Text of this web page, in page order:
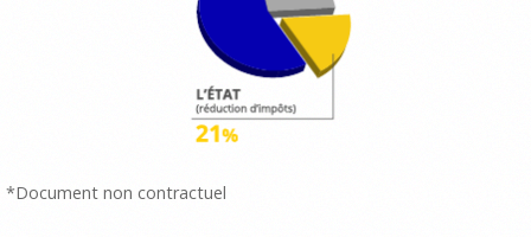
*Document non contractuel